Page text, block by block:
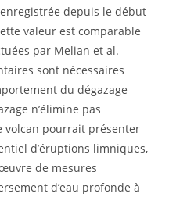
depuis le début
valeur est comparable
par Melian et al.
sont nécessaires
du dégazage
n’élimine pas
volcan pourrait présenter
d’éruptions limniques,
de mesures
d’eau profonde à